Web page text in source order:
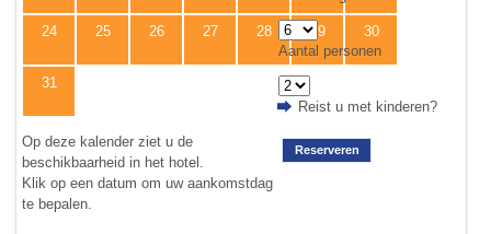
24 25 26 27 28 29 30
31
Op deze kalender ziet u de
beschikbaarheid in het hotel.
Klik op een datum om uw aankomstdag
te bepalen.
Aantal personen
Reist u met kinderen?
Reserveren